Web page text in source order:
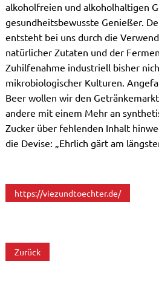
alkoholfreien und alkoholhaltigen
gesundheitsbewusste Genießer.
entsteht bei uns durch die
natürlicher Zutaten und der
Zuhilfenahme industriell bisher
mikrobiologischer Kulturen.
Beer wollen wir den
andere mit einem Mehr an
Zucker über fehlenden Inhalt
die Devise: „Ehrlich gärt am
https://viezundtoechter.de/
Zurück